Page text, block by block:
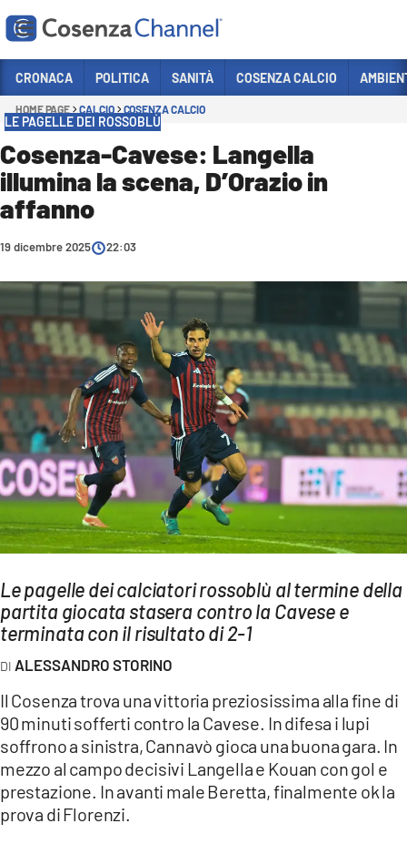
Sezioni
POLITICA
COSENZA CALCIO
ECONOMIA E LAVORO
SPORT
CULTURA
AMBIENTE
Streaming
LAC TV
LAC NETWORK
LAC ONAIR
LaC
Network
LACONAIR.IT
LACITYMAG.IT
ILREGGINO.IT
COSENZACHANNEL.IT
CRONACA POLITICA SANITÀ COSENZA CALCIO
HOME PAGE CALCIO COSENZA CALCIO
LE PAGELLE DEI ROSSOBLÙ
Cosenza-Cavese: Langella
illumina la scena, D’Orazio in
affanno
19 dicembre 2025 22:03
Le pagelle dei calciatori rossoblù al termine della
partita giocata stasera contro la Cavese e
terminata con il risultato di 2-1
ALESSANDRO STORINO
Il Cosenza trova una vittoria preziosissima alla fine di
90 minuti sofferti contro la Cavese. In difesa i lupi
soffrono a sinistra, Cannavò gioca una buona gara. In
mezzo al campo decisivi Langella e Kouan con gol e
prestazione. In avanti male Beretta, finalmente ok la
prova di Florenzi.